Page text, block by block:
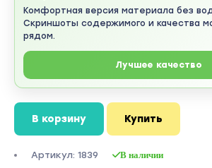
Комфортная версия материала без
Скриншоты содержимого и качества
рядом.
Лучшее качество
В корзину Купить
Артикул: 1839 В наличии